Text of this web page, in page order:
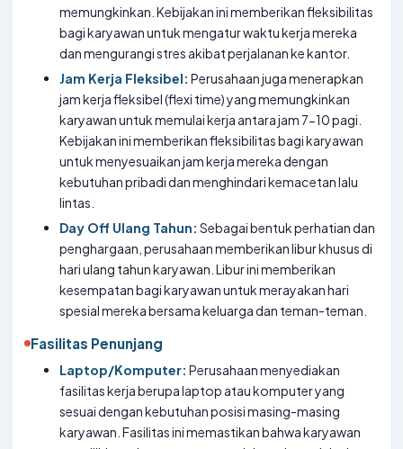
memungkinkan. Kebijakan ini memberikan fleksibilitas
bagi karyawan untuk mengatur waktu kerja mereka
dan mengurangi stres akibat perjalanan ke kantor.
Jam Kerja Fleksibel: Perusahaan juga menerapkan
jam kerja fleksibel (flexi time) yang memungkinkan
karyawan untuk memulai kerja antara jam 7-10 pagi.
Kebijakan ini memberikan fleksibilitas bagi karyawan
untuk menyesuaikan jam kerja mereka dengan
kebutuhan pribadi dan menghindari kemacetan lalu
lintas.
Day Off Ulang Tahun: Sebagai bentuk perhatian dan
penghargaan, perusahaan memberikan libur khusus di
hari ulang tahun karyawan. Libur ini memberikan
kesempatan bagi karyawan untuk merayakan hari
spesial mereka bersama keluarga dan teman-teman.
Fasilitas Penunjang
Laptop/Komputer: Perusahaan menyediakan
fasilitas kerja berupa laptop atau komputer yang
sesuai dengan kebutuhan posisi masing-masing
karyawan. Fasilitas ini memastikan bahwa karyawan